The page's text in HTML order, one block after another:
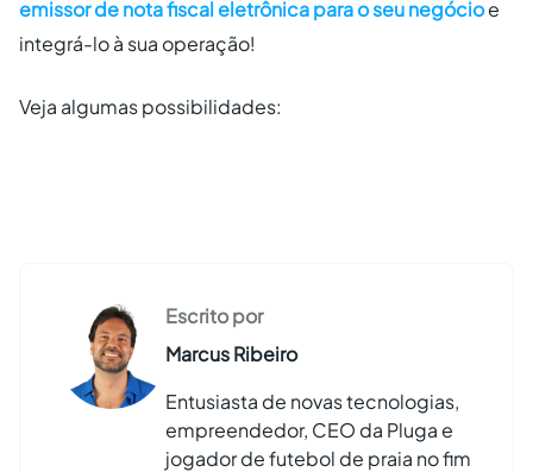
emissor de nota fiscal eletrônica para o seu negócioe
integrá-lo à sua operação!
Veja algumas possibilidades:
Escrito por
Marcus Ribeiro
Entusiasta de novas tecnologias,
empreendedor, CEO da Pluga e
jogador de futebol de praia no fim